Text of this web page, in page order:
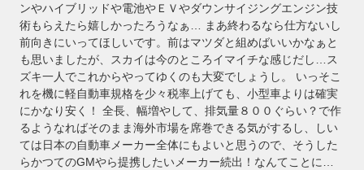
ンやハイブリッドや電池やＥＶやダウンサイジングエンジン技
術もらえたら嬉しかったろうなぁ… まあ終わるなら仕方ないし
前向きにいってほしいです。前はマツダと組めばいいかなぁと
も思いましたが、スカイは今のところイマイチな感じだし…ス
ズキ一人でこれからやってゆくのも大変でしょうし。 いっそこ
れを機に軽自動車規格を少々税率上げても、小型車よりは確実
にかなり安く！ 全長、幅増やして、排気量８００ぐらい？で作
るようなればそのまま海外市場を席巻できる気がするし、しい
ては日本の自動車メーカー全体にもよいと思うので、そうした
らかつてのGMやら提携したいメーカー続出！なんてことに…